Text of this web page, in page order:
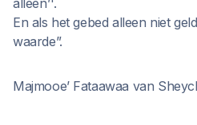
alleen’¹.
En als het gebed alleen niet
waarde”.
Majmooe’ Fataawaa van